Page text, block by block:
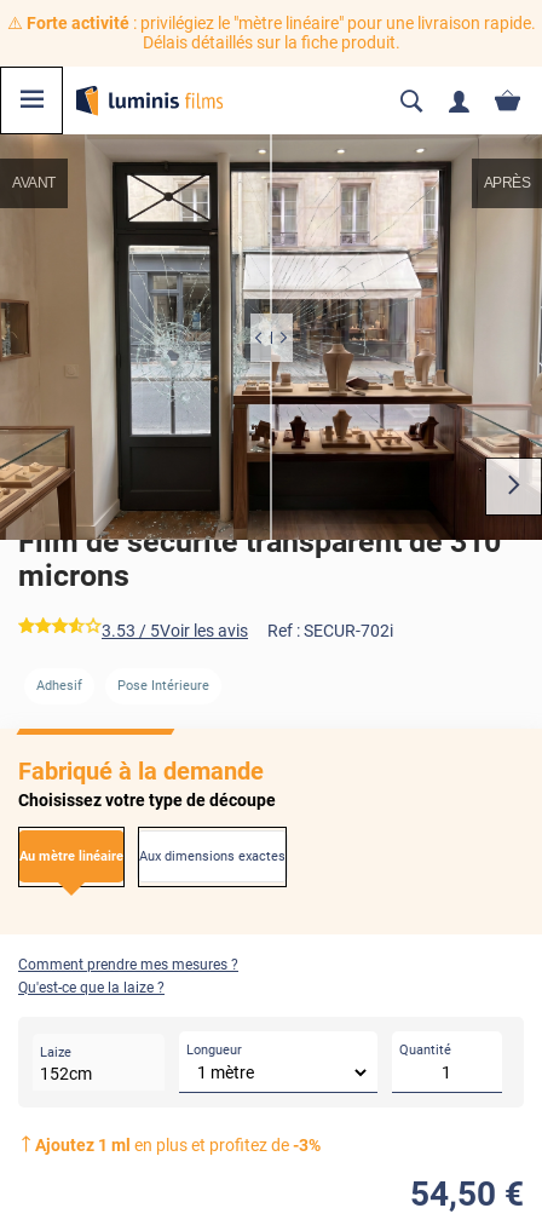
⚠️ Forte activité: privilégiez le "mètre linéaire" pour une livraison rapide.
Délais détaillés sur la fiche produit.
AVANT APRÈS
Film de sécurité transparent de 310
microns
*****3.53 / 5Voir les avis Ref :SECUR-702i
Adhesif Pose Intérieure
Fabriqué à la demande
Choisissez votre type de découpe
Au mètre linéaire Aux dimensions exactes
Comment prendre mes mesures ?
Qu'est-ce que la laize ?
Laize
152cm
Longueur Quantité
Ajoutez 1 ml en plus et profitez de-3%
54,50 €